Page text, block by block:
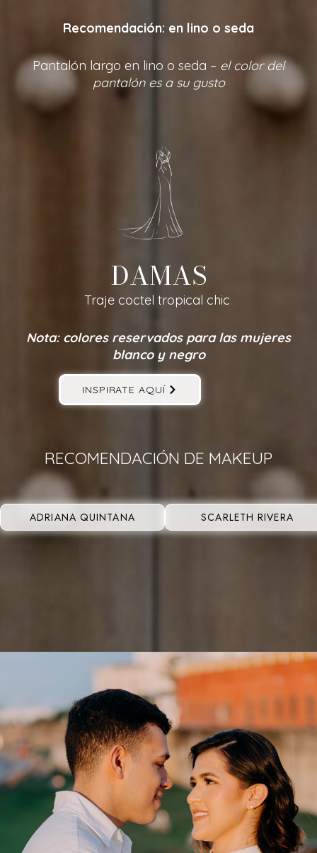
Recomendación: en lino o seda
Pantalón largo en lino o seda – el color del
pantalón es a su gusto
DAMAS
Traje coctel tropical chic
Nota: colores reservados para las mujeres
blanco y negro
INSPIRATE AQUÍ
RECOMENDACIÓN DE MAKEUP
ADRIANA QUINTANA SCARLETH RIVERA